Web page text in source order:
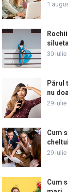
1
30 iulie
Părul
nu
29 iulie
Cum
29 iulie
Cum